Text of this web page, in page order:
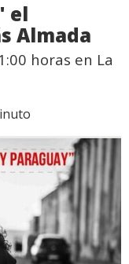
el
Almada
horas en La